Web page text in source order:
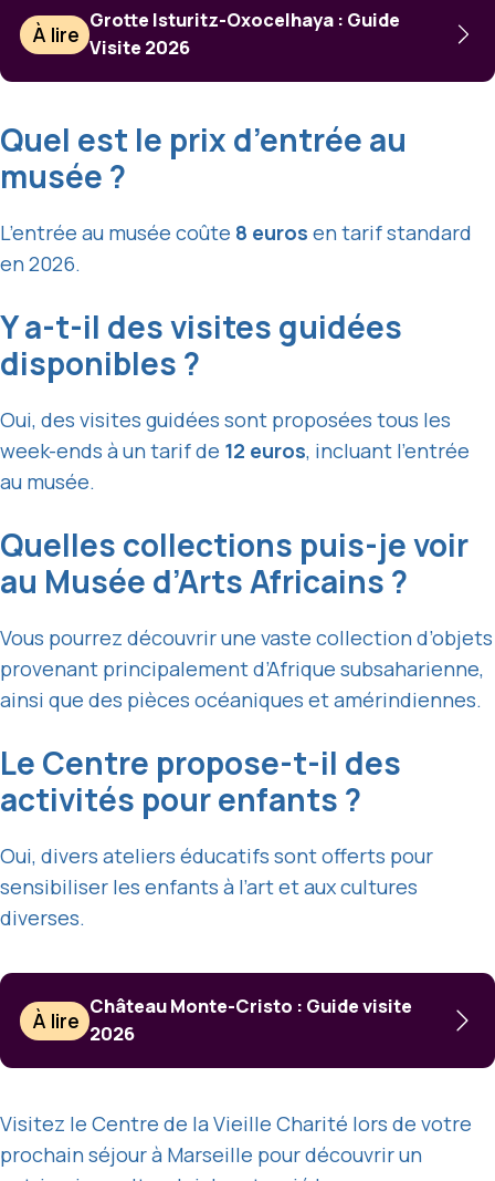
À lire
Grotte Isturitz-Oxocelhaya : Guide
Visite 2026
Quel est le prix d’entrée au
musée ?
L’entrée au musée coûte 8 euros en tarif standard
en 2026.
Y a-t-il des visites guidées
disponibles ?
Oui, des visites guidées sont proposées tous les
week-ends à un tarif de 12 euros, incluant l’entrée
au musée.
Quelles collections puis-je voir
au Musée d’Arts Africains ?
Vous pourrez découvrir une vaste collection d’objets
provenant principalement d’Afrique subsaharienne,
ainsi que des pièces océaniques et amérindiennes.
Le Centre propose-t-il des
activités pour enfants ?
Oui, divers ateliers éducatifs sont offerts pour
sensibiliser les enfants à l’art et aux cultures
diverses.
À lire
Château Monte-Cristo : Guide visite
2026
Visitez le Centre de la Vieille Charité lors de votre
prochain séjour à Marseille pour découvrir un